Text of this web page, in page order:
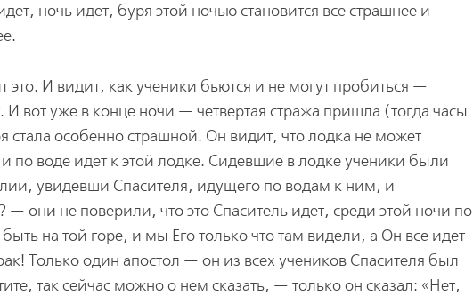
ночь идет, буря этой ночью становится все страшнее и
это. И видит, как ученики бьются и не могут пробиться —
И вот уже в конце ночи — четвертая стража пришла (тогда часы
особенно страшной. Он видит, что лодка не может
и по воде идет к этой лодке. Сидевшие в лодке ученики были
увидевши Спасителя, идущего по водам к ним, и
они не поверили, что это Спаситель идет, среди этой ночи по
на той горе, и мы Его только что там видели, а Он все идет
Только один апостол — он из всех учеников Спасителя был
так сейчас можно о нем сказать, — только он сказал: «Нет,